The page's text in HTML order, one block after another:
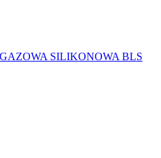
SILIKONOWA BLS